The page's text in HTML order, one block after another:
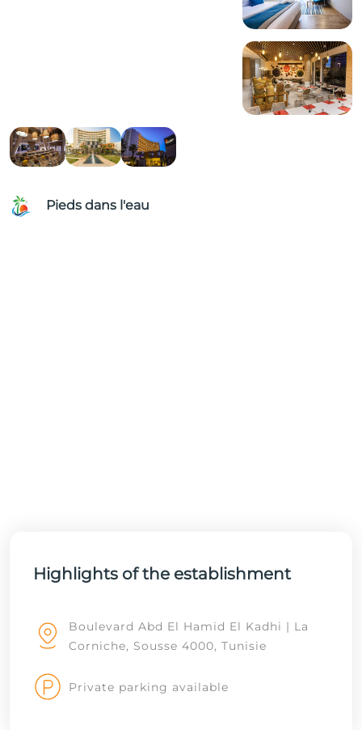
Pieds dans l'eau
Highlights of the establishment
Boulevard Abd El Hamid El Kadhi | La
Corniche, Sousse 4000, Tunisie
Private parking available